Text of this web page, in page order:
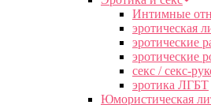
Интимные
эротическая
эротические
эротические
секс / секс-
эротика ЛГБТ
Юмористическая